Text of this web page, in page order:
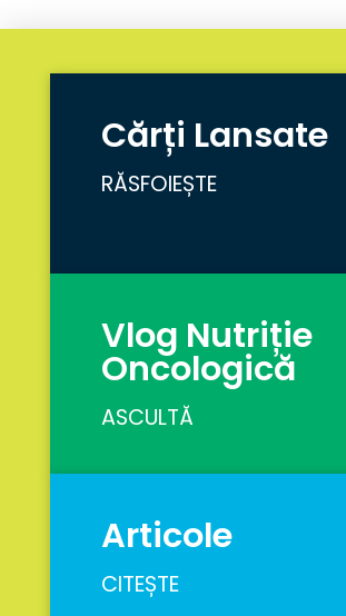
Cărți Lansate
RĂSFOIEȘTE
Vlog Nutriție
Oncologică
ASCULTĂ
Articole
CITEȘTE